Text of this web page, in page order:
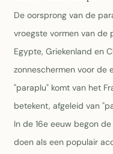
De oorsprong van de
vroegste vormen van de
Egypte, Griekenland en
zonneschermen voor de
"paraplu" komt van het
betekent, afgeleid van
In de 16e eeuw begon
doen als een populair